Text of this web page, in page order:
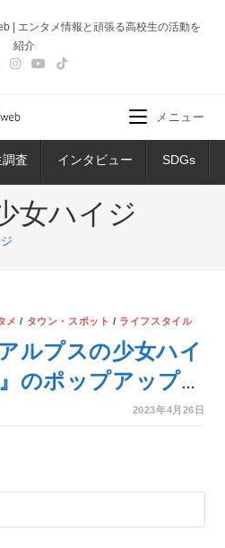
| エンタメ情報と頑張る高校生の活動を
紹介
査 インタビュー SDGs
メニュー
女ハイジ
メ / タウン・スポット / ライフスタイル
アルプスの少女ハイ
のポップアップス
ア「アルプスの少女
町店にやってく
4月26日（水）か
2023年4月26日